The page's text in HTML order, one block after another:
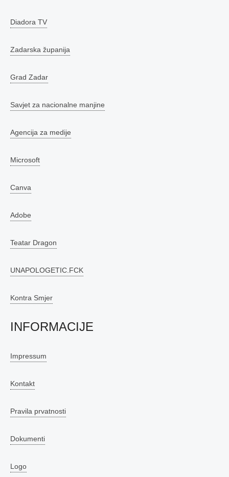
Diadora TV
Zadarska županija
Grad Zadar
Savjet za nacionalne manjine
Agencija za medije
Microsoft
Canva
Adobe
Teatar Dragon
UNAPOLOGETIC.FCK
Kontra Smjer
INFORMACIJE
Impressum
Kontakt
Pravila prvatnosti
Dokumenti
Logo